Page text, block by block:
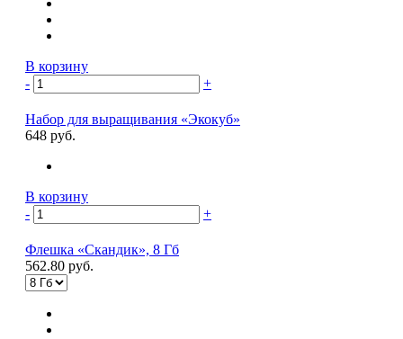
В корзину
-
+
Набор для выращивания «Экокуб»
648 руб.
В корзину
-
+
Флешка «Скандик», 8 Гб
562.80 руб.